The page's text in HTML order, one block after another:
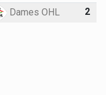
Dames OHL 2